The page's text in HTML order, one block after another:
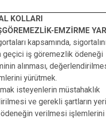
KOLLARI
EMZİRME
kapsamında,
geçici iş göremezlik ödeneği
alınması,
yürütmek.
isteyenlerin müstahaklık
ve gerekli şartların
verilmesi işlemlerini